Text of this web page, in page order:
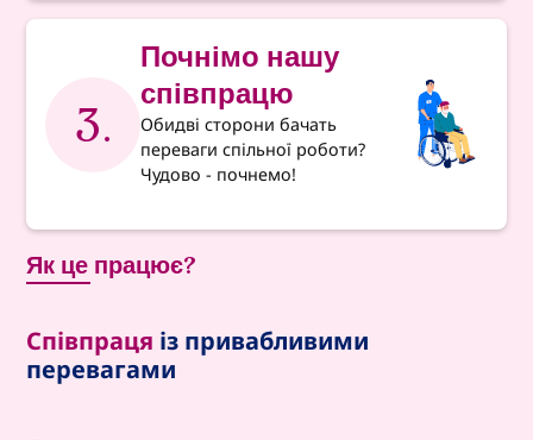
Як це працює?
Співпраця із привабливими
перевагами
3.
Почнімо нашу
співпрацю
Обидві сторони бачать
переваги спільної роботи?
Чудово - почнемо!